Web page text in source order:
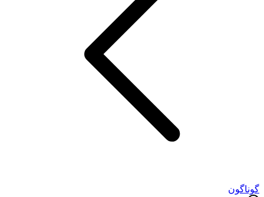
گوناگون